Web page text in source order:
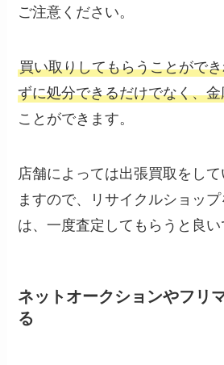
ご注意ください。
買い取りしてもらうことがで
ずに処分できるだけでなく、
ことができます。
店舗によっては出張買取をし
ますので、リサイクルショッ
は、一度査定してもらうと良い
ネットオークションやフリ
る